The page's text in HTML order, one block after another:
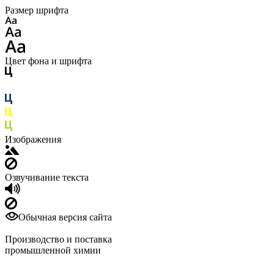
Размер шрифта
Цвет фона и шрифта
Изображения
Озвучивание текста
Обычная версия сайта
Производство и поставка
промышленной химии